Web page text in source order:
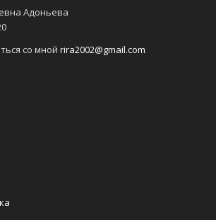
Адоньева
со мной rira2002@gmail.com